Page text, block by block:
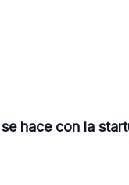
hace con la